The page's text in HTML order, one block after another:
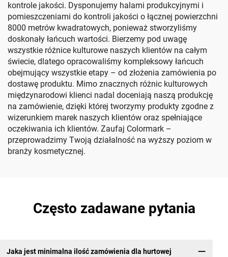
kontrole jakości. Dysponujemy halami produkcyjnymi i
pomieszczeniami do kontroli jakości o łącznej powierzchni
8000 metrów kwadratowych, ponieważ stworzyliśmy
doskonały łańcuch wartości. Bierzemy pod uwagę
wszystkie różnice kulturowe naszych klientów na całym
świecie, dlatego opracowaliśmy kompleksowy łańcuch
obejmujący wszystkie etapy – od złożenia zamówienia po
dostawę produktu. Mimo znacznych różnic kulturowych
międzynarodowi klienci nadal doceniają naszą produkcję
na zamówienie, dzięki której tworzymy produkty zgodne z
wizerunkiem marek naszych klientów oraz spełniające
oczekiwania ich klientów. Zaufaj Colormark –
przeprowadzimy Twoją działalność na wyższy poziom w
branży kosmetycznej.
Często zadawane pytania
Jaka jest minimalna ilość zamówienia dla hurtowej